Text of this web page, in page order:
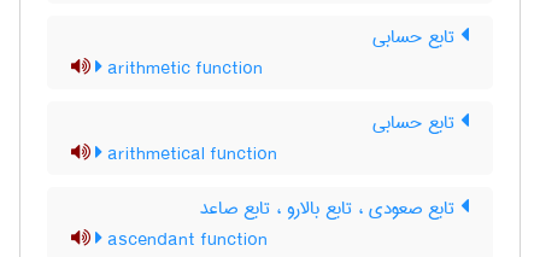
تابع حسابی
arithmetic function
تابع حسابی
arithmetical function
تابع صعودی ، تابع بالارو ، تابع صاعد
ascendant function